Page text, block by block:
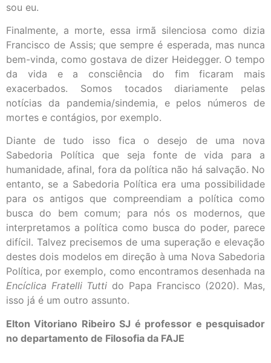
sou eu.
Finalmente, a morte, essa irmã silenciosa como dizia
Francisco de Assis; que sempre é esperada, mas nunca
bem-vinda, como gostava de dizer Heidegger. O tempo
da vida e a consciência do fim ficaram mais
exacerbados. Somos tocados diariamente pelas
notícias da pandemia/sindemia, e pelos números de
mortes e contágios, por exemplo.
Diante de tudo isso fica o desejo de uma nova
Sabedoria Política que seja fonte de vida para a
humanidade, afinal, fora da política não há salvação. No
entanto, se a Sabedoria Política era uma possibilidade
para os antigos que compreendiam a política como
busca do bem comum; para nós os modernos, que
interpretamos a política como busca do poder, parece
difícil. Talvez precisemos de uma superação e elevação
destes dois modelos em direção à uma Nova Sabedoria
Política, por exemplo, como encontramos desenhada na
Encíclica Fratelli Tutti do Papa Francisco (2020). Mas,
isso já é um outro assunto.
Elton Vitoriano Ribeiro SJ é professor e pesquisador
no departamento de Filosofia da FAJE